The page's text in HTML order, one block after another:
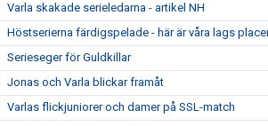
Varla skakade serieledarna - artikel NH
Höstserierna färdigspelade - här är våra lags
Serieseger för Guldkillar
Jonas och Varla blickar framåt
Varlas flickjuniorer och damer på SSL-match